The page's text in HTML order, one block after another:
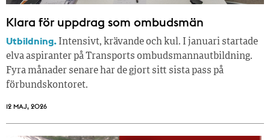
Klara för uppdrag som ombudsmän
Utbildning. Intensivt, krävande och kul. I januari startade
elva aspiranter på Transports ombudsmannautbildning.
Fyra månader senare har de gjort sitt sista pass på
förbundskontoret.
12 MAJ, 2026